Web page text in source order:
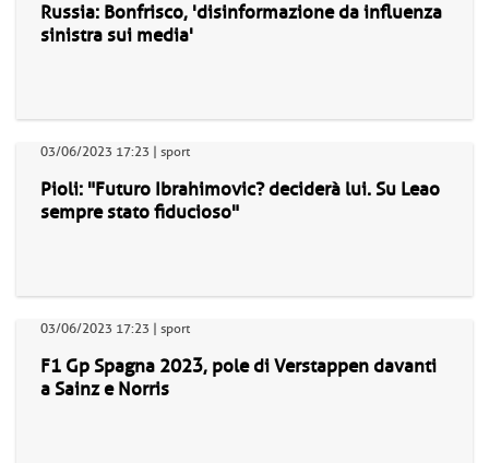
Russia: Bonfrisco, 'disinformazione da influenza
sinistra sui media'
03/06/2023 17:23 | sport
Pioli: "Futuro Ibrahimovic? deciderà lui. Su Leao
sempre stato fiducioso"
03/06/2023 17:23 | sport
F1 Gp Spagna 2023, pole di Verstappen davanti
a Sainz e Norris